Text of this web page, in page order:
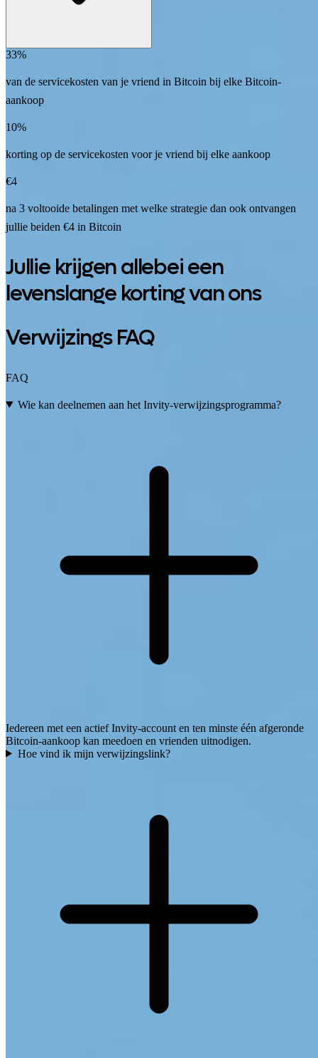
33%
van de servicekosten van je vriend in Bitcoin bij elke Bitcoin-
aankoop
10%
korting op de servicekosten voor je vriend bij elke aankoop
€4
na 3 voltooide betalingen met welke strategie dan ook ontvangen
jullie beiden €4 in Bitcoin
Jullie krijgen allebei een
levenslange korting van ons
Verwijzings FAQ
FAQ
Wie kan deelnemen aan het Invity-verwijzingsprogramma?
Iedereen met een actief Invity-account en ten minste één afgeronde
Bitcoin-aankoop kan meedoen en vrienden uitnodigen.
Hoe vind ik mijn verwijzingslink?